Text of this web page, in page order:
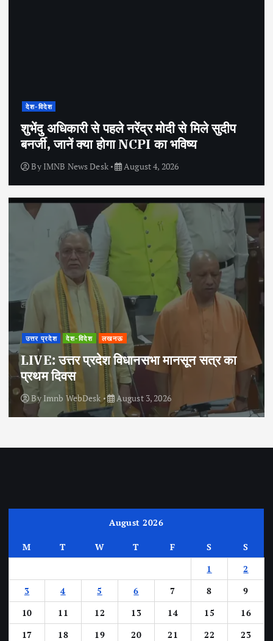
देश-विदेश
शुभेंदु अधिकारी से पहले नरेंद्र मोदी से मिले सुदीप
बनर्जी, जानें क्या होगा NCPI का भविष्य
By IMNB News Desk August 4, 2026
उत्तर प्रदेश देश-विदेश लखनऊ
LIVE: उत्तर प्रदेश विधानसभा मानसून सत्र का
प्रथम दिवस
ByImnb WebDesk August 3, 2026
August 2026
M T W T F S
S
1
2
3
4 5 6 7 8
9
10
11 12 13 14 15
16
17
18 19 20 21 22
23